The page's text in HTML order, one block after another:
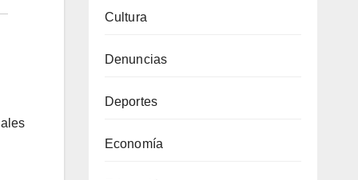
Cultura
Denuncias
Deportes
Economía